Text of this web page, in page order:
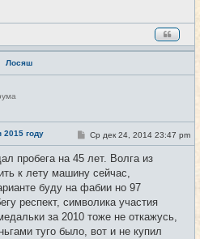
Лосяш
2015 году #23
С
о
б
щ
н
и
Ср дек 24, 2014 23:47 pm
пробега на 45 лет. Волга из
к лету машину сейчас,
буду на фабии но 97
респект, символика участия
за 2010 тоже не откажусь,
туго было, вот и не купил